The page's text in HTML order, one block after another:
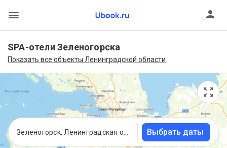
SPA-отели Зеленогорска
Показать все объекты Ленинградской области
Выбрать даты